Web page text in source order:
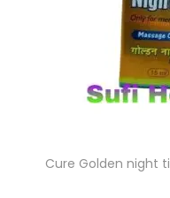
Cure Golden night